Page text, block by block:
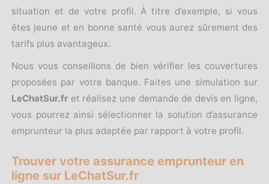
situation et de votre profil. À titre d’exemple, si vous
êtes jeune et en bonne santé vous aurez sûrement des
tarifs plus avantageux.
Nous vous conseillons de bien vérifier les couvertures
proposées par votre banque. Faites une simulation sur
LeChatSur.fr et réalisez une demande de devis en ligne,
vous pourrez ainsi sélectionner la solution d’assurance
emprunteur la plus adaptée par rapport à votre profil.
Trouver votre assurance emprunteur en
ligne sur LeChatSur.fr